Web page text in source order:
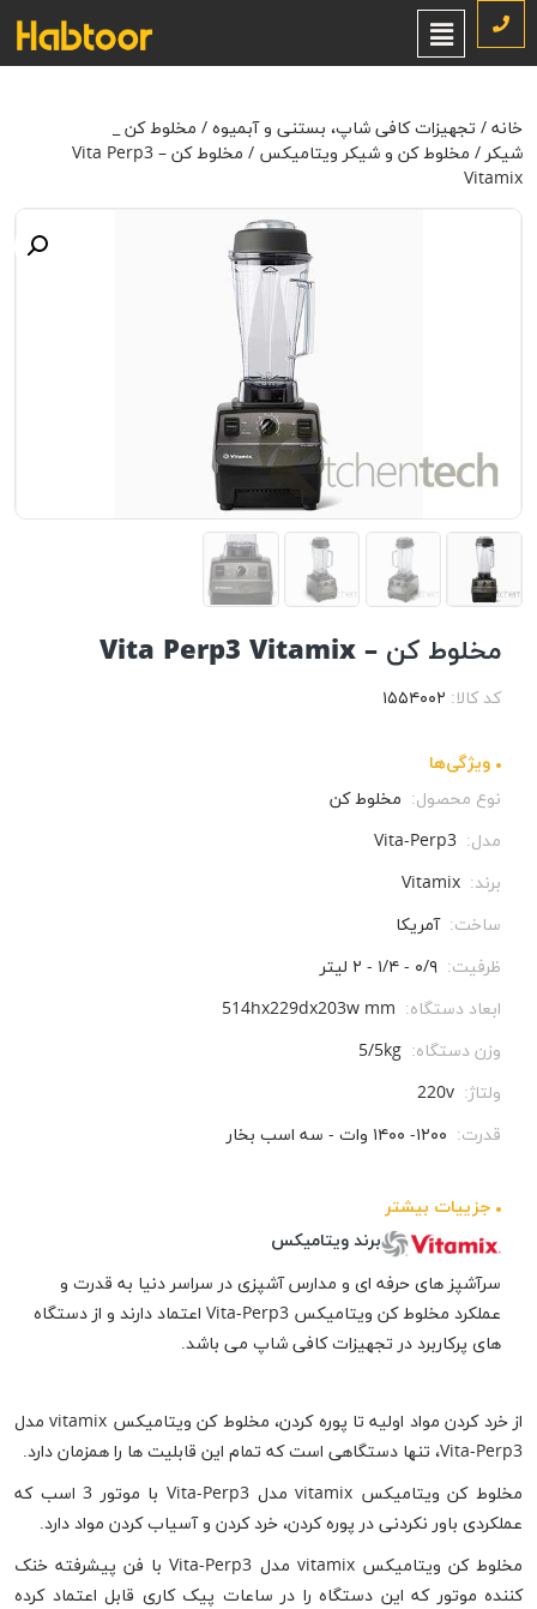
خانه/ تجهیزات کافی شاپ، بستنی و آبمیوه
کن و شیکر ویتامیکس
خانه / تجهیزات کافی شاپ، بستنی و آبمیوه / مخلوط کن _
شیکر / مخلوط کن و شیکر ویتامیکس
/ مخلوط کن – Vita Perp3
Vitamix
مخلوط کن – Vita Perp3 Vitamix
برند ویتامیکس
سرآشپز های حرفه ای و مدارس آشپزی در سراسر دنیا به قدرت و
عملکرد مخلوط کن ویتامیکس Vita-Perp3 اعتماد دارند و از دستگاه
های پرکاربرد در تجهیزات کافی شاپ می باشد.
کد کالا: ۱۵۵۴۰۰۲
ویژگی‌ها
نوع محصول: مخلوط کن
مدل: Vita-Perp3
برند: Vitamix
ساخت: آمریکا
ظرفیت: ۰/۹ - ۱/۴ - ۲ لیتر
ابعاد دستگاه: 514hx229dx203w mm
وزن دستگاه: 5/5kg
ولتاژ: 220v
قدرت: ۱۲۰۰- ۱۴۰۰ وات - سه اسب بخار
جزيیات بیشتر
از خرد کردن مواد اولیه تا پوره کردن، مخلوط کن ویتامیکس vitamix مدل
Vita-Perp3، تنها دستگاهی است که تمام این قابلیت ها را همزمان دارد.
مخلوط کن ویتامیکس vitamix مدل Vita-Perp3 با موتور 3 اسب که
عملکردی باور نکردنی در پوره کردن، خرد کردن و آسیاب کردن مواد دارد.
مخلوط کن ویتامیکس vitamix مدل Vita-Perp3 با فن پیشرفته خنک
کننده موتور که این دستگاه را در ساعات پیک کاری قابل اعتماد کرده